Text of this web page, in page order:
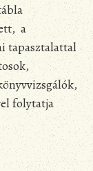
a
tapasztalattal
folytatja